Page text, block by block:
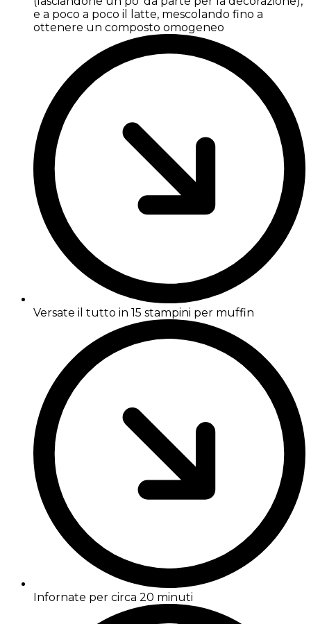
e a poco a poco il latte, mescolando fino a
ottenere un composto omogeneo
Versate il tutto in 15 stampini per muffin
Infornate per circa 20 minuti